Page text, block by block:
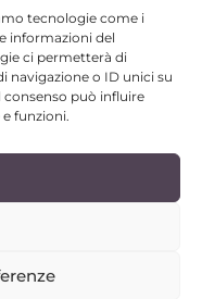
tecnologie come i
informazioni del
ci permetterà di
navigazione o ID unici su
può influire
funzioni.
62 snc,
Pescaia (GR)